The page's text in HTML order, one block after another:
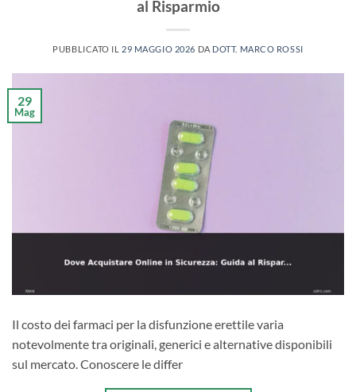
al Risparmio
PUBBLICATO IL 29 MAGGIO 2026 DA DOTT. MARCO ROSSI
29
Mag
Il costo dei farmaci per la disfunzione erettile varia
notevolmente tra originali, generici e alternative disponibili
sul mercato. Conoscere le differ